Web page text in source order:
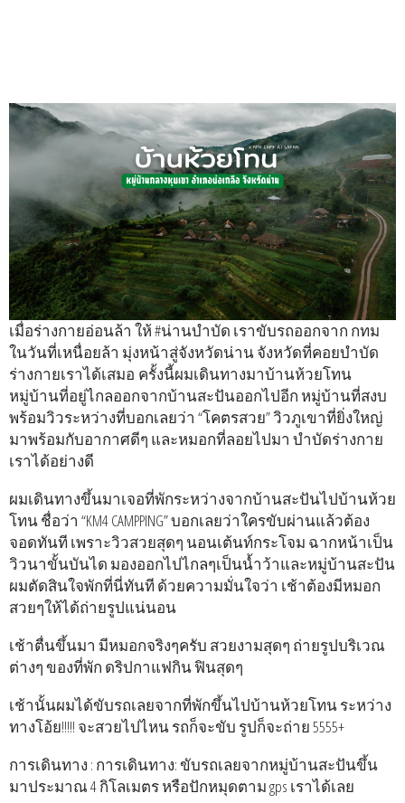
เมื่อร่างกายอ่อนล้า ให้ #น่านบำบัด เราขับรถออกจาก กทม
ในวันที่เหนื่อยล้า มุ่งหน้าสู่จังหวัดน่าน จังหวัดที่คอยบำบัด
ร่างกายเราได้เสมอ ครั้งนี้ผมเดินทางมาบ้านห้วยโทน
หมู่บ้านที่อยู่ไกลออกจากบ้านสะปันออกไปอีก หมู่บ้านที่สงบ
พร้อมวิวระหว่างที่บอกเลยว่า “โคตรสวย” วิวภูเขาที่ยิ่งใหญ่
มาพร้อมกับอากาศดีๆ และหมอกที่ลอยไปมา บำบัดร่างกาย
เราได้อย่างดี
ผมเดินทางขึ้นมาเจอที่พักระหว่างจากบ้านสะปันไปบ้านห้วย
โทน ชื่อว่า “KM4 CAMPPING” บอกเลยว่าใครขับผ่านแล้วต้อง
จอดทันที เพราะวิวสวยสุดๆ นอนเต้นท์กระโจม ฉากหน้าเป็น
วิวนาขั้นบันได มองออกไปไกลๆเป็นน้ำว้าและหมู่บ้านสะปัน
ผมตัดสินใจพักที่นี่ทันที ด้วยความมั่นใจว่า เช้าต้องมีหมอก
สวยๆให้ได้ถ่ายรูปแน่นอน
เช้าตื่นขึ้นมา มีหมอกจริงๆครับ สวยงามสุดๆ ถ่ายรูปบริเวณ
ต่างๆ ของที่พัก ดริปกาแฟกิน ฟินสุดๆ
เช้านั้นผมได้ขับรถเลยจากที่พักขึ้นไปบ้านห้วยโทน ระหว่าง
ทางโอ้ย!!!!! จะสวยไปไหน รถก็จะขับ รูปก็จะถ่าย 5555+
การเดินทาง : การเดินทาง: ขับรถเลยจากหมู่บ้านสะปันขึ้น
มาประมาณ 4 กิโลเมตร หรือปักหมุดตาม gps เราได้เลย